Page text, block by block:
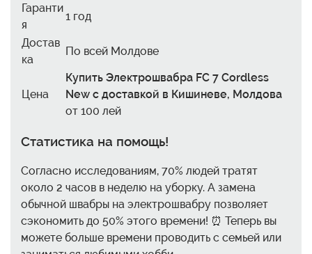
Гаранти
я
1 год
Достав
ка
По всей Молдове
Цена
Купить Электрошвабра FC 7 Cordless
New с доставкой в Кишиневе, Молдова
от 100 лей
Статистика на помощь!
Согласно исследованиям, 70% людей тратят
около 2 часов в неделю на уборку. А замена
обычной швабры на электрошвабру позволяет
сэкономить до 50% этого времени! ⏰ Теперь вы
можете больше времени проводить с семьей или